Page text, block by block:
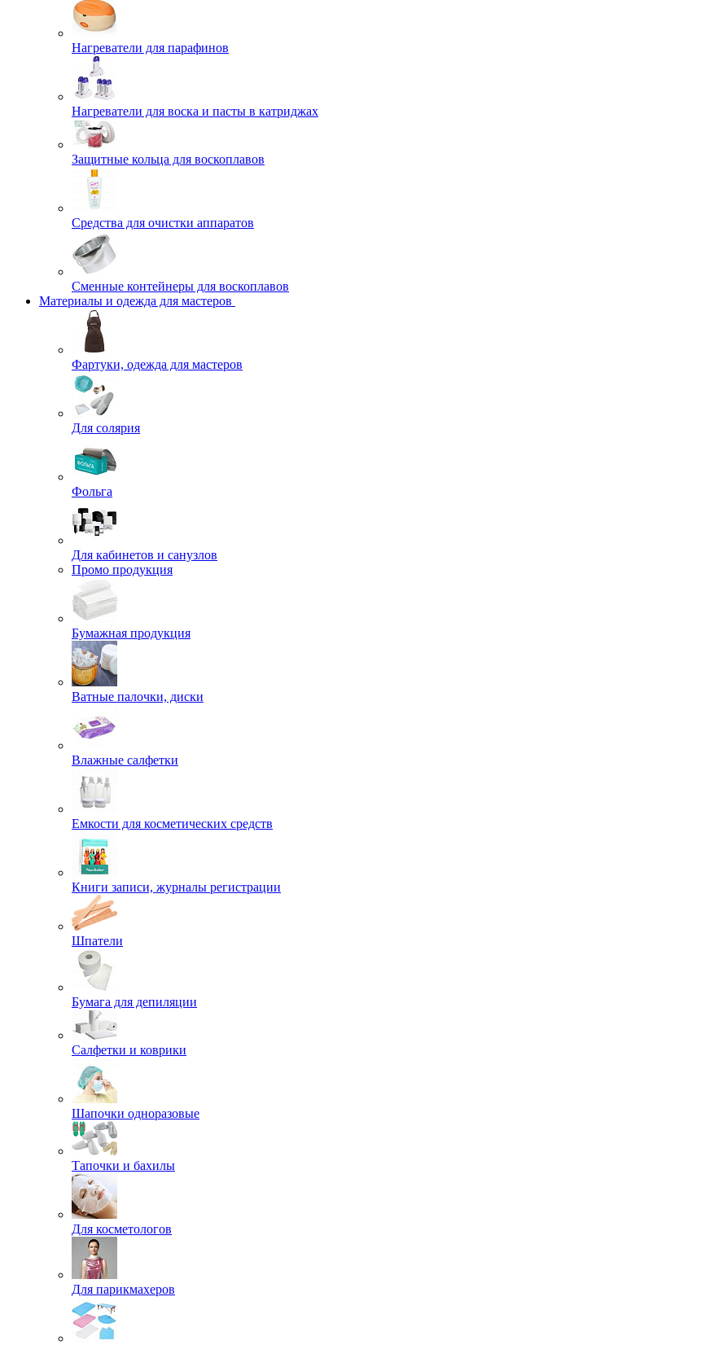
Нагреватели для парафинов
Нагреватели для воска и пасты в катриджах
Защитные кольца для воскоплавов
Средства для очистки аппаратов
Сменные контейнеры для воскоплавов
Материалы и одежда для мастеров
Фартуки, одежда для мастеров
Для солярия
Фольга
Для кабинетов и санузлов
Промо продукция
Бумажная продукция
Ватные палочки, диски
Влажные салфетки
Емкости для косметических средств
Книги записи, журналы регистрации
Шпатели
Бумага для депиляции
Салфетки и коврики
Шапочки одноразовые
Тапочки и бахилы
Для косметологов
Для парикмахеров